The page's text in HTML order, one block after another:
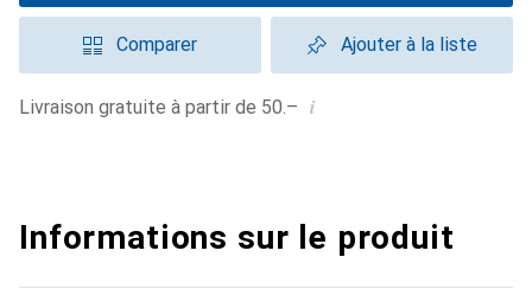
Comparer Ajouter à la liste
Livraison gratuite à partir de 50.– i
Informations sur le produit